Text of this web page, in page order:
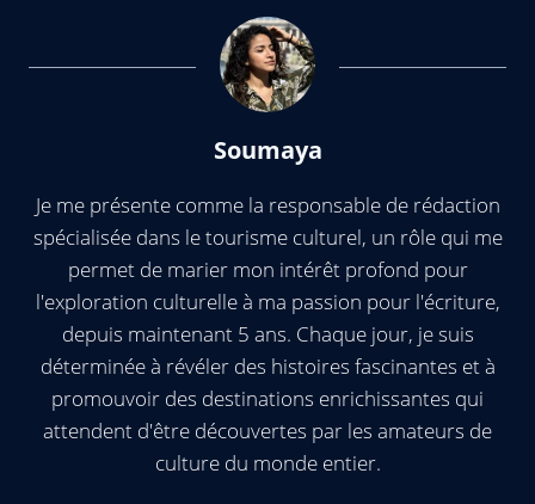
Soumaya
Je me présente comme la responsable de rédaction
spécialisée dans le tourisme culturel, un rôle qui me
permet de marier mon intérêt profond pour
l'exploration culturelle à ma passion pour l'écriture,
depuis maintenant 5 ans. Chaque jour, je suis
déterminée à révéler des histoires fascinantes et à
promouvoir des destinations enrichissantes qui
attendent d'être découvertes par les amateurs de
culture du monde entier.